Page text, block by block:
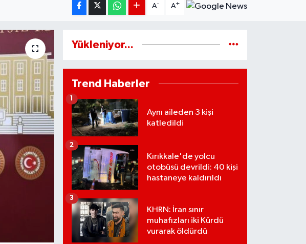
A- A+
Yükleniyor...
Trend Haberler
Aynı aileden 3 kişi
katledildi
1
Kırıkkale'de yolcu
otobüsü devrildi: 40 kişi
hastaneye kaldırıldı
2
KHRN: İran sınır
muhafızları iki Kürdü
vurarak öldürdü
3